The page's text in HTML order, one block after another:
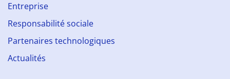
Entreprise
Responsabilité sociale
Partenaires technologiques
Actualités